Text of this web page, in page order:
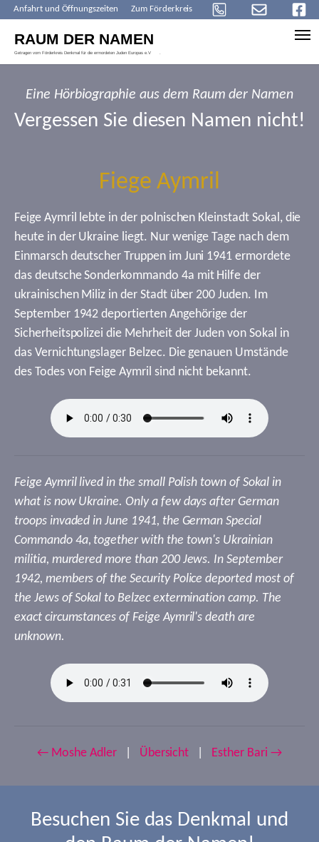
Anfahrt und Öffnungszeiten Zum Förderkreis
Eine Hörbiographie aus dem Raum der Namen
Vergessen Sie diesen Namen nicht!
Fiege Aymril
Feige Aymril lebte in der polnischen Kleinstadt Sokal, die
heute in der Ukraine liegt. Nur wenige Tage nach dem
Einmarsch deutscher Truppen im Juni 1941 ermordete
das deutsche Sonderkommando 4a mit Hilfe der
ukrainischen Miliz in der Stadt über 200 Juden. Im
September 1942 deportierten Angehörige der
Sicherheitspolizei die Mehrheit der Juden von Sokal in
das Vernichtungslager Belzec. Die genauen Umstände
des Todes von Feige Aymril sind nicht bekannt.
Feige Aymril lived in the small Polish town of Sokal in
what is now Ukraine. Only a few days after German
troops invaded in June 1941, the German Special
Commando 4a, together with the town's Ukrainian
militia, murdered more than 200 Jews. In September
1942, members of the Security Police deported most of
the Jews of Sokal to Belzec extermination camp. The
exact circumstances of Feige Aymril's death are
unknown.
← Moshe Adler Übersicht Esther Bari →
Besuchen Sie das Denkmal und